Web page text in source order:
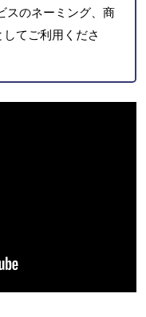
スのネーミング、商
てご利用くださ